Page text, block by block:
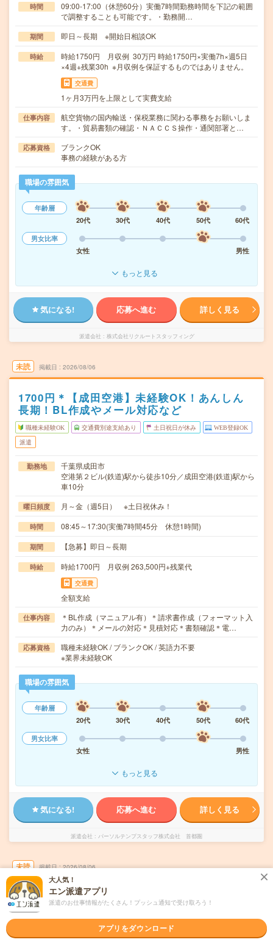
時間
09:00-17:00（休憩60分）実働7時間勤務時間を下記の範囲
で調整することも可能です。・勤務開…
期間 即日～長期 ※開始日相談OK
時給
時給1750円 月収例 30万円 時給1750円×実働7h×週5日
×4週+残業30h ※月収例を保証するものではありません。
交通費
1ヶ月3万円を上限として実費支給
仕事内容
航空貨物の国内輸送・保税業務に関わる事務をお願いしま
す。・貿易書類の確認・ＮＡＣＣＳ操作・通関部署と…
応募資格
ブランクOK
事務の経験がある方
職場の雰囲気
年齢層
20代
30代 40代 50代
60代
男女比率
女性
男性
もっと見る
気になる! 応募へ進む 詳しく見る
派遣会社 株式会社リクルートスタッフィング
未読 掲載日 2026/08/06
1700円＊【成田空港】未経験OK！あんしん
長期！BL作成やメール対応など
職種未経験OK 交通費別途支給あり 土日祝日が休み WEB登録OK
派遣
勤務地
千葉県成田市
空港第２ビル(鉄道)駅から徒歩10分／成田空港(鉄道)駅から
車10分
曜日頻度 月～金（週5日） ※土日祝休み！
時間 08:45～17:30(実働7時間45分 休憩1時間)
期間 【急募】即日～長期
時給 時給1700円 月収例 263,500円+残業代
交通費
全額支給
仕事内容
＊BL作成（マニュアル有）＊請求書作成（フォーマット入
力のみ）＊メールの対応＊見積対応＊書類確認＊電…
応募資格
職種未経験OK / ブランクOK / 英語力不要
※業界未経験OK
職場の雰囲気
年齢層
20代
30代 40代 50代
60代
男女比率
女性
男性
もっと見る
気になる! 応募へ進む 詳しく見る
派遣会社 パーソルテンプスタッフ株式会社 首都圏
未読 掲載日 2026/08/06
1700円＊【8月開始】未経験OK！長期！未経
験OKの貿易事務！17時台定時
交通費別途支給あり 土日祝日が休み
大人気！
エン派遣アプリ
派遣のお仕事情報がたくさん！プッシュ通知で受け取ろう！
アプリをダウンロード